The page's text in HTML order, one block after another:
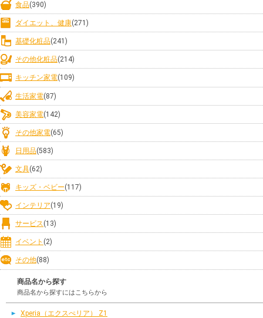
食品(390)
ダイエット、健康(271)
基礎化粧品(241)
その他化粧品(214)
キッチン家電(109)
生活家電(87)
美容家電(142)
その他家電(65)
日用品(583)
文具(62)
キッズ・ベビー(117)
インテリア(19)
サービス(13)
イベント (2)
その他(88)
商品名から探す
商品名から探すにはこちらから
Xperia（エクスぺリア） Z1